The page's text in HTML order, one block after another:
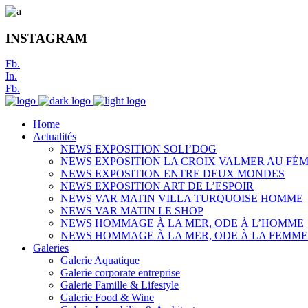
INSTAGRAM
Fb.
In.
Fb.
Home
Actualités
NEWS EXPOSITION SOLI’DOG
NEWS EXPOSITION LA CROIX VALMER AU
NEWS EXPOSITION ENTRE DEUX MONDES
NEWS EXPOSITION ART DE L’ESPOIR
NEWS VAR MATIN VILLA TURQUOISE HOMME
NEWS VAR MATIN LE SHOP
NEWS HOMMAGE À LA MER, ODE À L’HOMME
NEWS HOMMAGE À LA MER, ODE À LA FEMME
Galeries
Galerie Aquatique
Galerie corporate entreprise
Galerie Famille & Lifestyle
Galerie Food & Wine